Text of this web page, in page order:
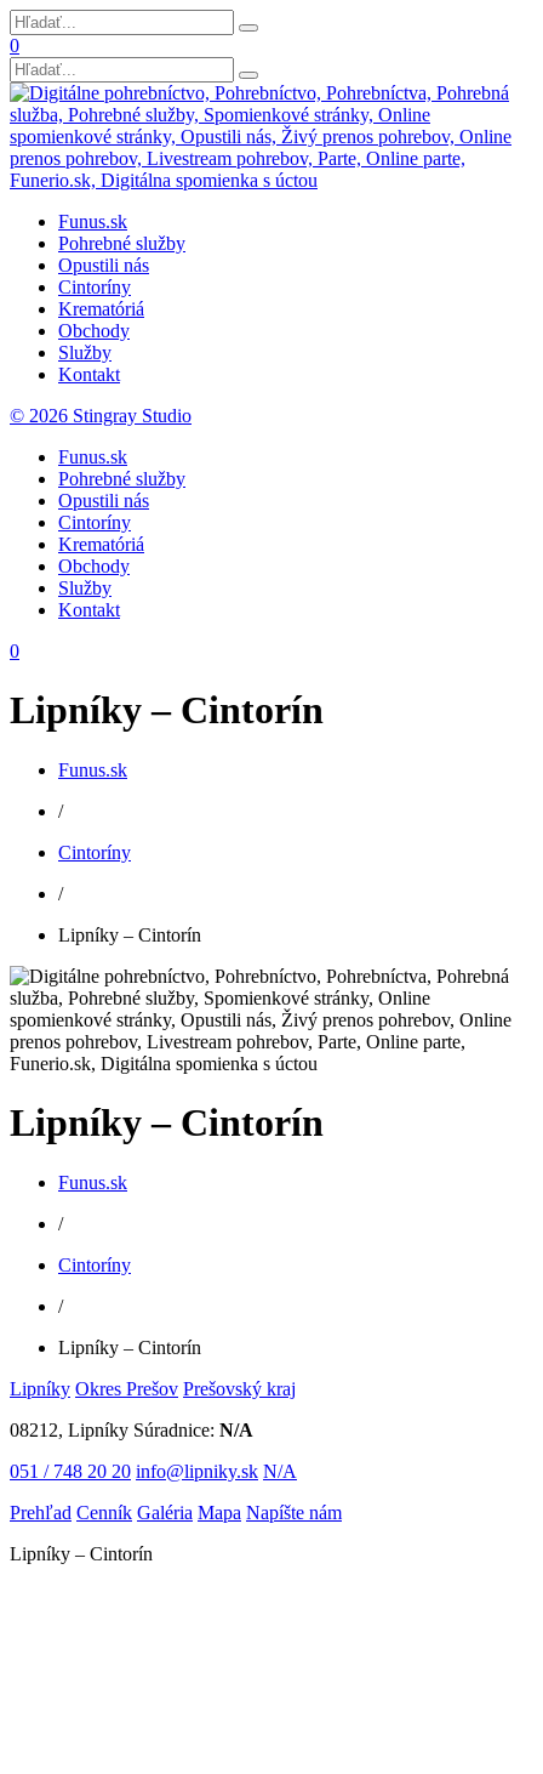
0
Funus.sk
Pohrebné služby
Opustili nás
Cintoríny
Krematóriá
Obchody
Služby
Kontakt
© 2026 Stingray Studio
Funus.sk
Pohrebné služby
Opustili nás
Cintoríny
Krematóriá
Obchody
Služby
Kontakt
0
Lipníky – Cintorín
Funus.sk
/
Cintoríny
/
Lipníky – Cintorín
Lipníky – Cintorín
Funus.sk
/
Cintoríny
/
Lipníky – Cintorín
Lipníky Okres Prešov Prešovský kraj
08212, Lipníky Súradnice: N/A
051 / 748 20 20 info@lipniky.sk N/A
Prehľad Cenník Galéria Mapa Napíšte nám
Lipníky – Cintorín